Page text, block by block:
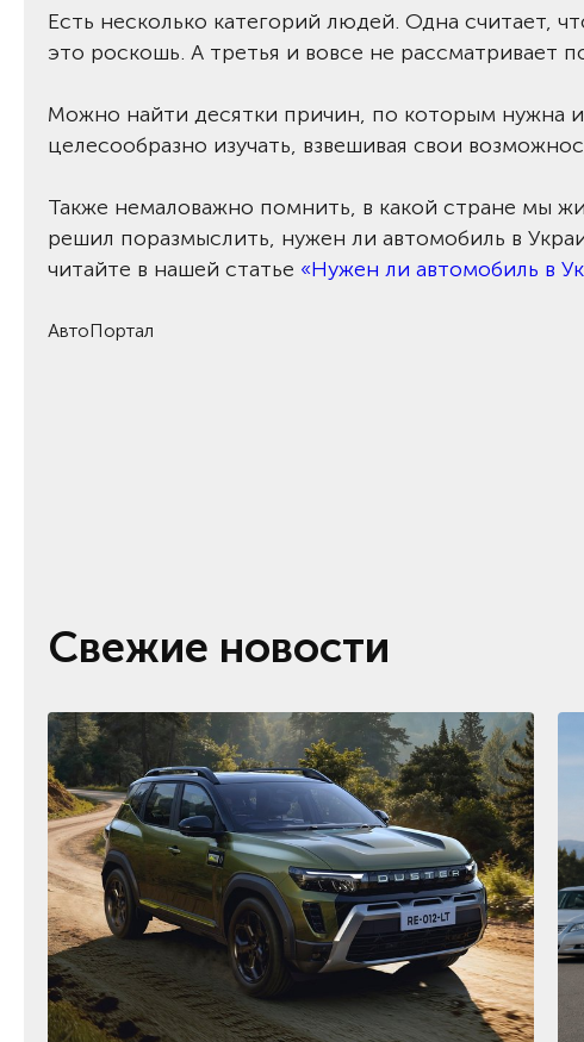
Есть несколько категорий людей. Одна считает,
это роскошь. А третья и вовсе не рассматривает
Можно найти десятки причин, по которым нужна
целесообразно изучать, взвешивая свои
Также немаловажно помнить, в какой стране мы
решил поразмыслить, нужен ли автомобиль в
читайте в нашей статье «Нужен ли автомобиль в
АвтоПортал
Свежие новости